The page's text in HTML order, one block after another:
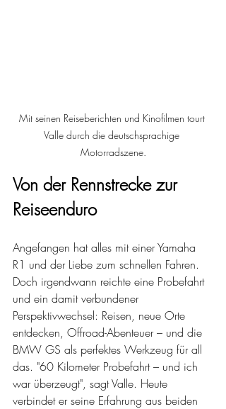
Mit seinen Reiseberichten und Kinofilmen tourt
Valle durch die deutschsprachige
Motorradszene.
Von der Rennstrecke zur
Reiseenduro
Angefangen hat alles mit einer Yamaha
R1 und der Liebe zum schnellen Fahren.
Doch irgendwann reichte eine Probefahrt
und ein damit verbundener
Perspektivwechsel: Reisen, neue Orte
entdecken, Offroad-Abenteuer – und die
BMW GS als perfektes Werkzeug für all
das. "60 Kilometer Probefahrt – und ich
war überzeugt", sagt Valle. Heute
verbindet er seine Erfahrung aus beiden